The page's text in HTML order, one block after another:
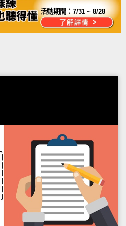
活動期間：7/31 ~ 8/28